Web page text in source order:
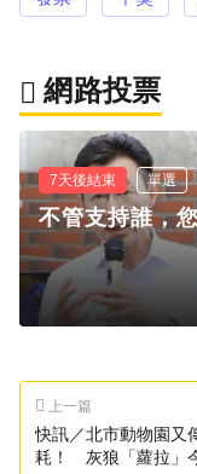
網路投票
7天後結束 單選
不管支持誰，
上一篇
快訊／北市動物園又
耗！ 灰狼「蘿拉」